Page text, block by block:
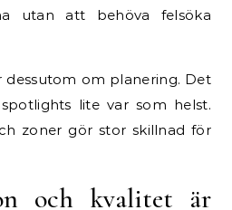
utan att behöva felsöka
dessutom om planering. Det
lite var som helst.
zoner gör stor skillnad för
och kvalitet är